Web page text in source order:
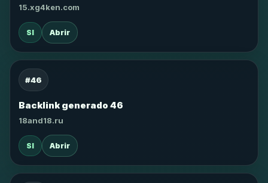
15.xg4ken.com
SI Abrir
#46
Backlink generado 46
18and18.ru
SI Abrir